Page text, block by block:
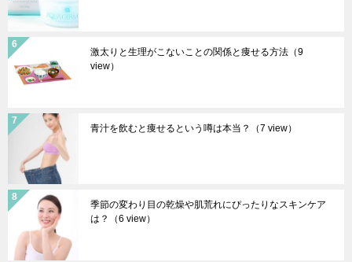
激太りと生理がこないことの関係と痩せる方法 （9
view）
青汁を飲むと痩せるという噂は本当？ （7 view）
季節の変わり目の乾燥や肌荒れにぴったりなスキンケア
は？
（6 view）